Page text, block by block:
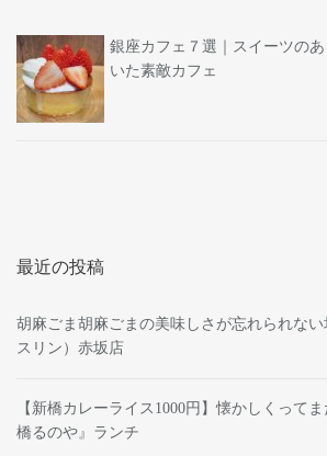
銀座カフェ７選｜スイーツの
いた素敵カフェ
最近の投稿
胡麻ごま胡麻ごまの美味しさが忘れられな
スリン）赤坂店
【新橋カレーライス1000円】懐かしくって
橋るのや』ランチ